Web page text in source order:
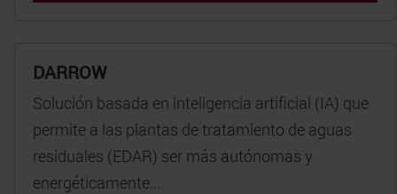
DARROW
Solución basada en inteligencia artificial (IA) que
permite a las plantas de tratamiento de aguas
residuales (EDAR) ser más autónomas y
energéticamente...